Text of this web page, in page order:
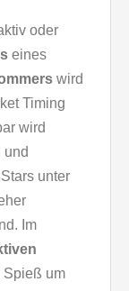
oder
eines
wird
Timing
wird
und
unter
Im
Spieß um